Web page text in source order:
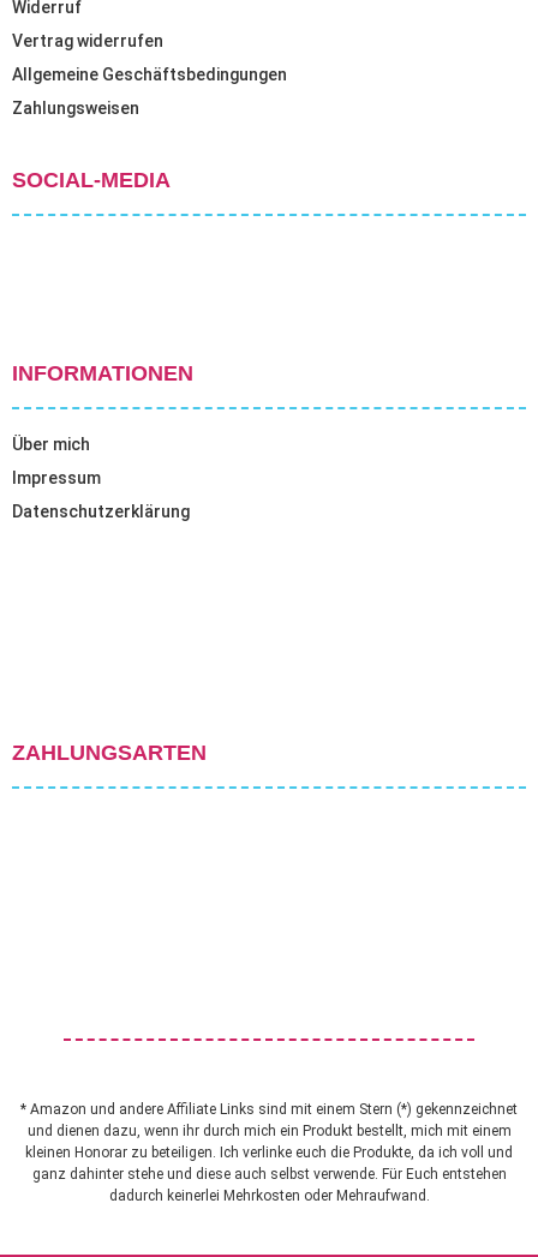
Widerruf
Vertrag widerrufen
Allgemeine Geschäftsbedingungen
Zahlungsweisen
SOCIAL-MEDIA
INFORMATIONEN
Über mich
Impressum
Datenschutzerklärung
ZAHLUNGSARTEN
* Amazon und andere Affiliate Links sind mit einem Stern (*) gekennzeichnet
und dienen dazu, wenn ihr durch mich ein Produkt bestellt, mich mit einem
kleinen Honorar zu beteiligen. Ich verlinke euch die Produkte, da ich voll und
ganz dahinter stehe und diese auch selbst verwende. Für Euch entstehen
dadurch keinerlei Mehrkosten oder Mehraufwand.